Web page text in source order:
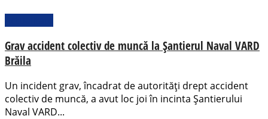
Grav accident colectiv de muncă la Șantierul Naval VARD
Brăila
Un incident grav, încadrat de autorități drept accident
colectiv de muncă, a avut loc joi în incinta Șantierului
Naval VARD...